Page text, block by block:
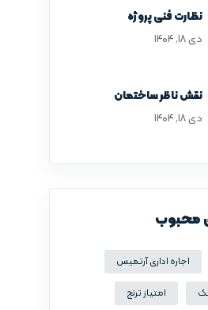
نظارت فنی پروژه
دی ۱۸, ۱۴۰۴
نقش ناظر ساختمان
دی ۱۸, ۱۴۰۴
محبوب
اجاره اداری آرتمیس
امتیاز ترنج